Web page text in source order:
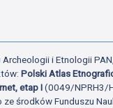
i Etnologii
Polski Atlas
etap I(0049/NPRH3/
środków Funduszu